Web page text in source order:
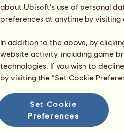
about Ubisoft's use of personal
preferences at anytime by
In addition to the above, by
website activity, including game
technologies. If you wish to
by visiting the “Set Cookie
Set Cookie
Preferences